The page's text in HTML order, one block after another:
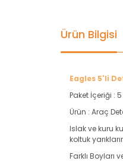
Ürün Bilgisi
Eagles 5'li
Paket İçeriği :
Ürün : Araç
Islak ve kuru
koltuk
Farklı Boyları